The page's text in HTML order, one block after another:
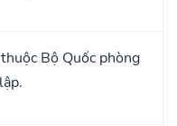
Bộ Quốc phòng